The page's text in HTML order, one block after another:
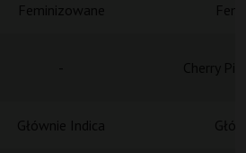
Feminizowane
Głównie Indica